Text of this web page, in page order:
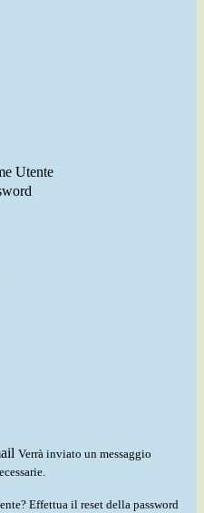
Utente
Verrà inviato un messaggio
Effettua il reset della password